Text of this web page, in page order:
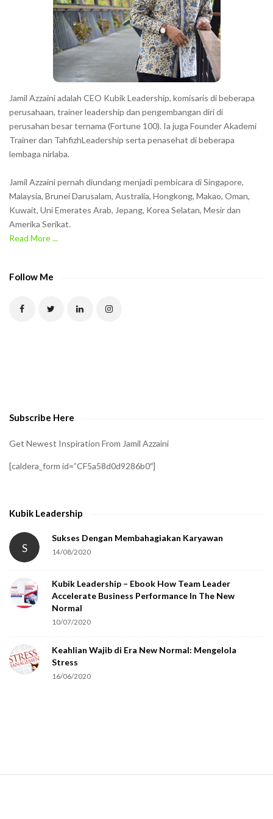
Jamil Azzaini adalah CEO Kubik Leadership, komisaris di beberapa
perusahaan, trainer leadership dan pengembangan diri di
perusahan besar ternama (Fortune 100). Ia juga Founder Akademi
Trainer dan TahfizhLeadership serta penasehat di beberapa
lembaga nirlaba.
Jamil Azzaini pernah diundang menjadi pembicara di Singapore,
Malaysia, Brunei Darusalam, Australia, Hongkong, Makao, Oman,
Kuwait, Uni Emerates Arab, Jepang, Korea Selatan, Mesir dan
Amerika Serikat.
Read More ...
Follow Me
Subscribe Here
Get Newest Inspiration From Jamil Azzaini
[caldera_form id=”CF5a58d0d9286b0″]
Kubik Leadership
S
Sukses Dengan Membahagiakan Karyawan
14/08/2020
Kubik Leadership – Ebook How Team Leader
Accelerate Business Performance In The New
Normal
10/07/2020
Keahlian Wajib di Era New Normal: Mengelola
Stress
16/06/2020